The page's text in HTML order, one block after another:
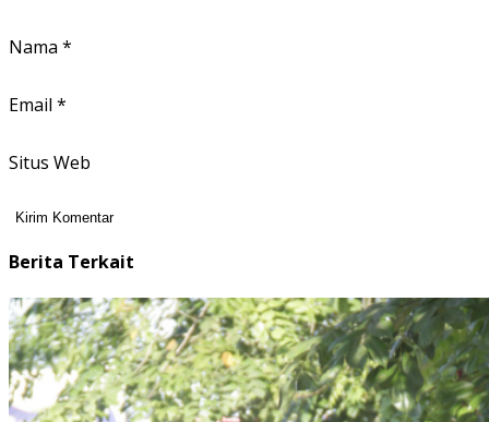
Nama *
Email *
Situs Web
Berita Terkait